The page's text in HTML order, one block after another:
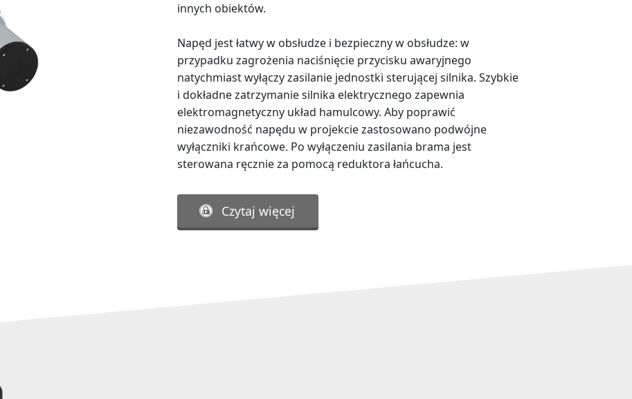
innych obiektów.
Napęd jest łatwy w obsłudze i bezpieczny w obsłudze: w
przypadku zagrożenia naciśnięcie przycisku awaryjnego
natychmiast wyłączy zasilanie jednostki sterującej silnika. Szybkie
i dokładne zatrzymanie silnika elektrycznego zapewnia
elektromagnetyczny układ hamulcowy. Aby poprawić
niezawodność napędu w projekcie zastosowano podwójne
wyłączniki krańcowe. Po wyłączeniu zasilania brama jest
sterowana ręcznie za pomocą reduktora łańcucha.
Czytaj więcej